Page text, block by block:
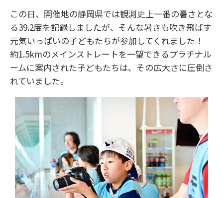
この日、開催地の静岡県では観測史上一番の暑さとな
る39.2度を記録しましたが、そんな暑さも吹き飛ばす
元気いっぱいの子どもたちが参加してくれました！
約1.5kmのメインストレートを一望できるプラチナル
ームに案内された子どもたちは、その広大さに圧倒さ
れていました。